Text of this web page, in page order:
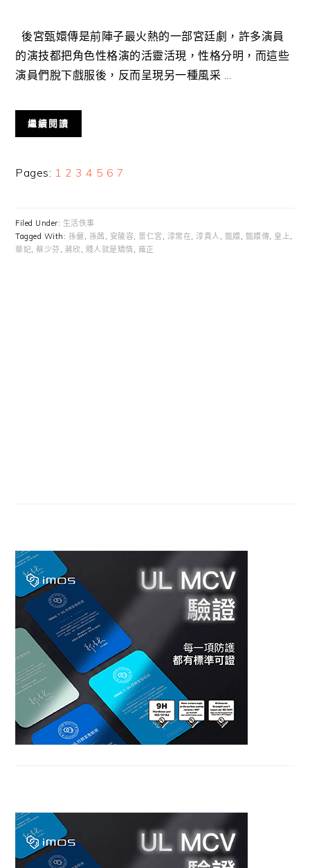
後宮甄嬛傳是前陣子最火熱的一部宮廷劇，許多演員
的演技都把角色性格演的活靈活現，性格分明，而這些
演員們脫下戲服後，反而呈現另一種風采 ...
繼續閱讀
Pages: Page
1 Page
2 Page
3 Page
4 Page
5 Page
6 Page
7
Filed Under: 生活佚事
Tagged With: 孫儷, 孫茜, 安陵容, 景仁宮 , 淳常在, 淳貴人, 甄嬛, 甄嬛傳, 皇上,
華妃,蔡少芬, 蔣欣, 賤人就是矯情, 雍正